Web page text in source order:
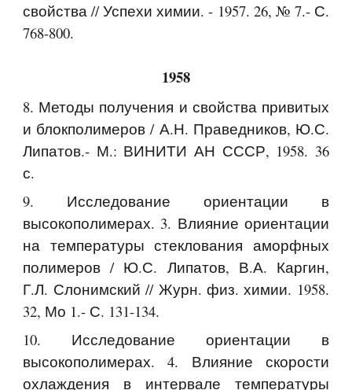
свойства // Успехи химии. - 1957. 26, № 7.- С.
768-800.
1958
8. Методы получения и свойства привитых
и блокполимеров / А.Н. Праведников, Ю.С.
Липатов.- М.: ВИНИТИ АН СССР, 1958. 36
с.
9. Исследование ориентации в
высокополимерах. 3. Влияние ориентации
на температуры стеклования аморфных
полимеров / Ю.С. Липатов, В.А. Каргин,
Г.Л. Слонимский // Журн. физ. химии. 1958.
32, Мо 1.- С. 131-134.
10. Исследование ориентации в
высокополимерах. 4. Влияние скорости
охлаждения в интервале температуры